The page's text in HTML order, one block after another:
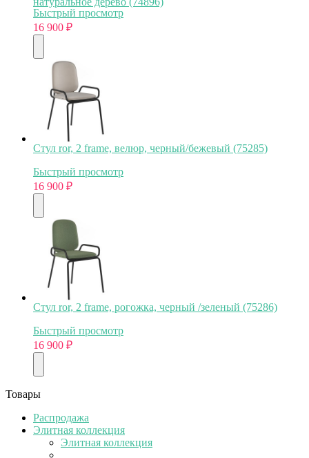
Быстрый просмотр
16 900 ₽
Стул ror, 2 frame, велюр, черный/бежевый (75285)
Быстрый просмотр
16 900 ₽
Стул ror, 2 frame, рогожка, черный /зеленый (75286)
Быстрый просмотр
16 900 ₽
Товары
Распродажа
Элитная коллекция
Элитная коллекция